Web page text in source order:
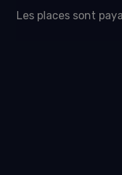
Les places sont